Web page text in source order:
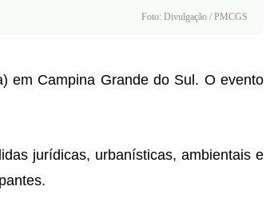
Foto: Divulgação / PMCGS
em Campina Grande do Sul. O evento
jurídicas, urbanísticas, ambientais e